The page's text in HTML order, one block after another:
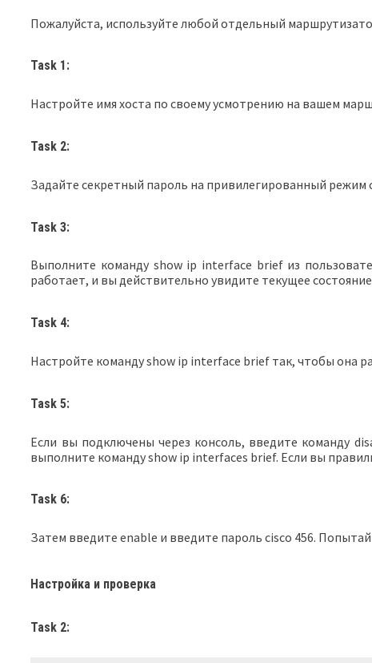
Пожалуйста, используйте любой отдельный
Task 1:
Настройте имя хоста по своему усмотрению на вашем
Task 2:
Задайте секретный пароль на привилегированный режим
Task 3:
Выполните команду show ip interface brief из
работает, и вы действительно увидите текущее
Task 4:
Настройте команду show ip interface brief так, чтобы она
Task 5:
Если вы подключены через консоль, введите команду
выполните команду show ip interfaces brief. Если вы
Task 6:
Затем введите enable и введите пароль cisco 456.
Настройка и проверка
Task 2: